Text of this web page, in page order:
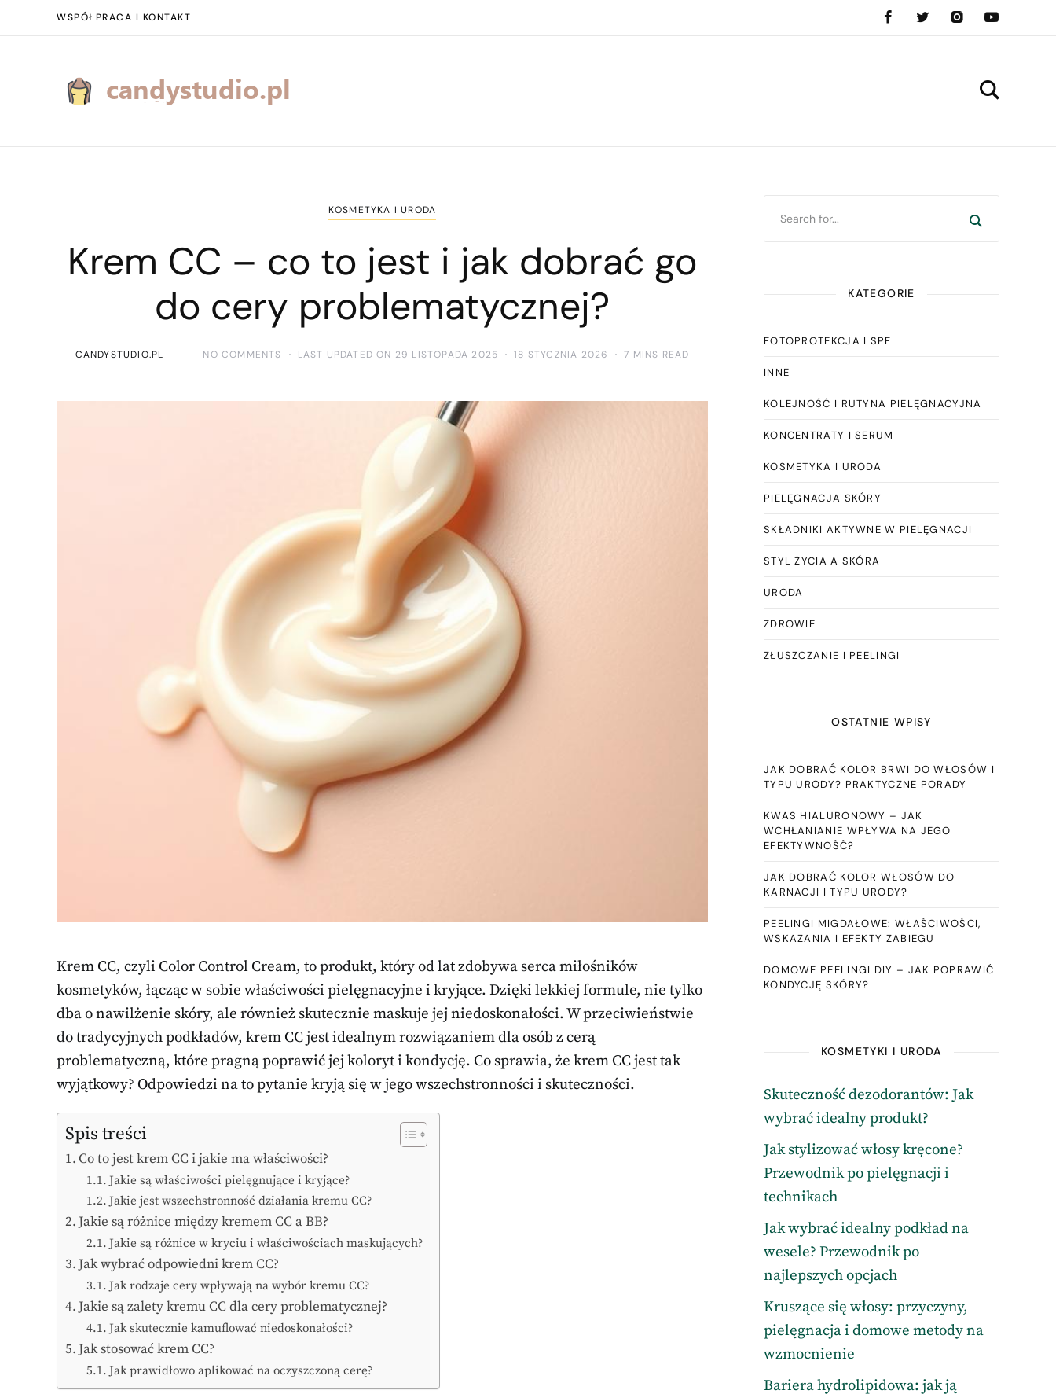
WSPÓŁPRACA I KONTAKT
KOSMETYKA I URODA
Krem CC – co to jest i jak dobrać go
do cery problematycznej?
CANDYSTUDIO.PL NO COMMENTS LAST UPDATED ON 29 LISTOPADA 2025 18 STYCZNIA 2026 7 MINS READ
Krem CC, czyli Color Control Cream, to produkt, który od lat zdobywa serca miłośników
kosmetyków, łącząc w sobie właściwości pielęgnacyjne i kryjące. Dzięki lekkiej formule, nie tylko
dba o nawilżenie skóry, ale również skutecznie maskuje jej niedoskonałości. W przeciwieństwie
do tradycyjnych podkładów, krem CC jest idealnym rozwiązaniem dla osób z cerą
problematyczną, które pragną poprawić jej koloryt i kondycję. Co sprawia, że krem CC jest tak
wyjątkowy? Odpowiedzi na to pytanie kryją się w jego wszechstronności i skuteczności.
Spis treści
Co to jest krem CC i jakie ma właściwości?
Jakie są właściwości pielęgnujące i kryjące?
Jakie jest wszechstronność działania kremu CC?
Jakie są różnice między kremem CC a BB?
Jakie są różnice w kryciu i właściwościach maskujących?
Jak wybrać odpowiedni krem CC?
Jak rodzaje cery wpływają na wybór kremu CC?
Jakie są zalety kremu CC dla cery problematycznej?
Jak skutecznie kamuflować niedoskonałości?
Jak stosować krem CC?
Jak prawidłowo aplikować na oczyszczoną cerę?
KATEGORIE
FOTOPROTEKCJA I SPF
INNE
KOLEJNOŚĆ I RUTYNA PIELĘGNACYJNA
KONCENTRATY I SERUM
KOSMETYKA I URODA
PIELĘGNACJA SKÓRY
SKŁADNIKI AKTYWNE W PIELĘGNACJI
STYL ŻYCIA A SKÓRA
URODA
ZDROWIE
ZŁUSZCZANIE I PEELINGI
OSTATNIE WPISY
JAK DOBRAĆ KOLOR BRWI DO WŁOSÓW I
TYPU URODY? PRAKTYCZNE PORADY
KWAS HIALURONOWY – JAK
WCHŁANIANIE WPŁYWA NA JEGO
EFEKTYWNOŚĆ?
JAK DOBRAĆ KOLOR WŁOSÓW DO
KARNACJI I TYPU URODY?
PEELINGI MIGDAŁOWE: WŁAŚCIWOŚCI,
WSKAZANIA I EFEKTY ZABIEGU
DOMOWE PEELINGI DIY – JAK POPRAWIĆ
KONDYCJĘ SKÓRY?
KOSMETYKI I URODA
Skuteczność dezodorantów: Jak
wybrać idealny produkt?
Jak stylizować włosy kręcone?
Przewodnik po pielęgnacji i
technikach
Jak wybrać idealny podkład na
wesele? Przewodnik po
najlepszych opcjach
Kruszące się włosy: przyczyny,
pielęgnacja i domowe metody na
wzmocnienie
Bariera hydrolipidowa: jak ją